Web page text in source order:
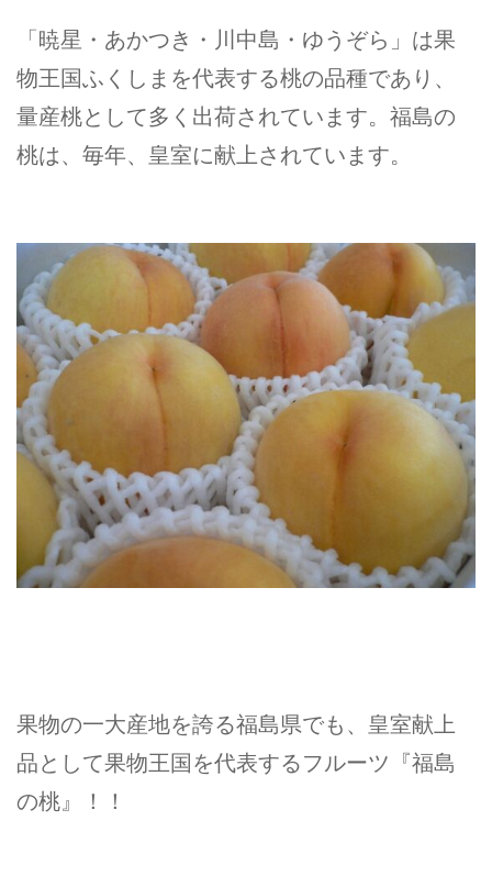
「暁星・あかつき・川中島・ゆうぞら」は果
物王国ふくしまを代表する桃の品種であり、
量産桃として多く出荷されています。福島の
桃は、毎年、皇室に献上されています。
果物の一大産地を誇る福島県でも、皇室献上
品として果物王国を代表するフルーツ『福島
の桃』！！